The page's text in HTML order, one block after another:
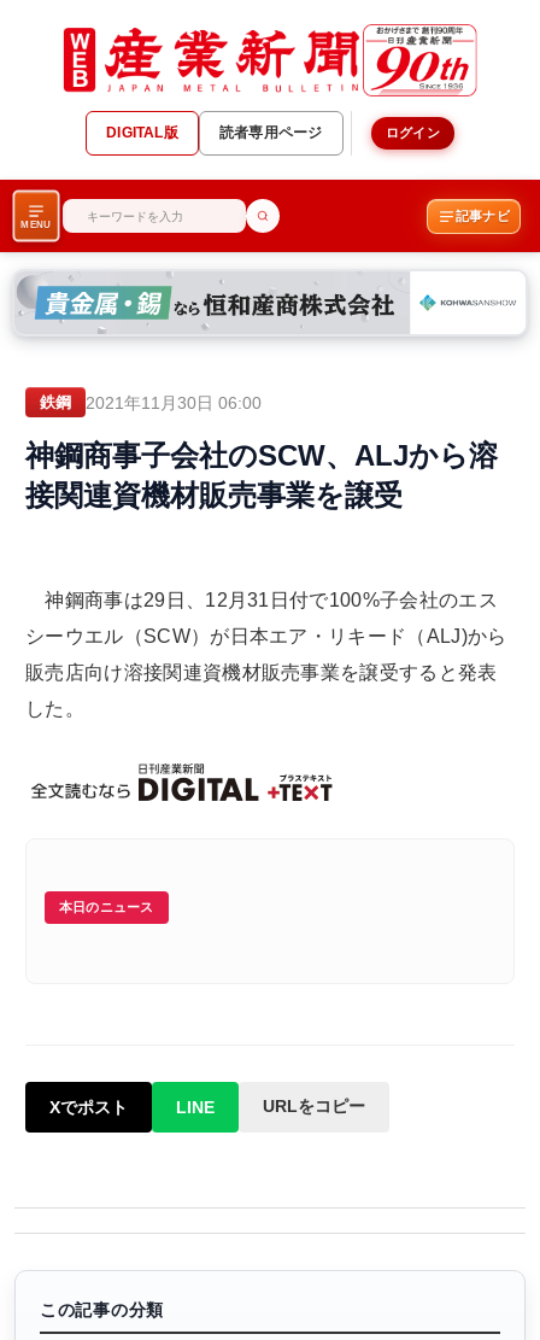
DIGITAL版 読者専用ページ ログイン
MENU
記事ナビ
鉄鋼 2021年11月30日 06:00
神鋼商事子会社のSCW、ALJから溶
接関連資機材販売事業を譲受
神鋼商事は29日、12月31日付で100%子会社のエス
シーウエル（SCW）が日本エア・リキード（ALJ)から
販売店向け溶接関連資機材販売事業を譲受すると発表
した。
本日のニュース
Xでポスト LINE URLをコピー
この記事の分類